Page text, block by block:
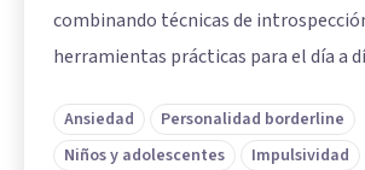
combinando técnicas de
herramientas prácticas para el día a
Ansiedad
Personalidad borderline
Niños y adolescentes
Impulsividad